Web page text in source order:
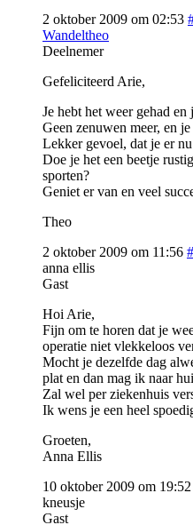
2 oktober 2009 om 02:53
Wandeltheo
Deelnemer
Gefeliciteerd Arie,
Je hebt het weer gehad
Geen zenuwen meer, en
Lekker gevoel, dat je er
Doe je het een beetje
sporten?
Geniet er van en veel
Theo
2 oktober 2009 om 11:56
anna ellis
Gast
Hoi Arie,
Fijn om te horen dat je
operatie niet vlekkeloos
Mocht je dezelfde dag
plat en dan mag ik naar
Zal wel per ziekenhuis
Ik wens je een heel
Groeten,
Anna Ellis
10 oktober 2009 om 19:52
kneusje
Gast